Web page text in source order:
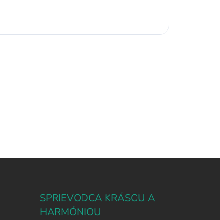
SPRIEVODCA KRÁSOU A
HARMÓNIOU